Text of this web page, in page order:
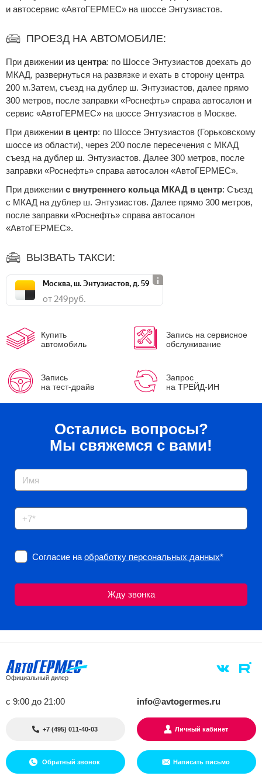
и автосервис «АвтоГЕРМЕС» на шоссе Энтузиастов.
ПРОЕЗД НА АВТОМОБИЛЕ:
При движении из центра: по Шоссе Энтузиастов доехать до
МКАД, развернуться на развязке и ехать в сторону центра
200 м.Затем, съезд на дублер ш. Энтузиастов, далее прямо
300 метров, после заправки «Роснефть» справа автосалон и
сервис «АвтоГЕРМЕС» на шоссе Энтузиастов в Москве.
При движении в центр: по Шоссе Энтузиастов (Горьковскому
шоссе из области), через 200 после пересечения с МКАД
съезд на дублер ш. Энтузиастов. Далее 300 метров, после
заправки «Роснефть» справа автосалон «АвтоГЕРМЕС».
При движении с внутреннего кольца МКАД в центр: Съезд
с МКАД на дублер ш. Энтузиастов. Далее прямо 300 метров,
после заправки «Роснефть» справа автосалон
«АвтоГЕРМЕС».
ВЫЗВАТЬ ТАКСИ:
Москва, ш. Энтузиастов, д. 59
от 249 руб.
Купить
автомобиль
Запись на сервисное
обслуживание
Запись
на тест-драйв
Запрос
на ТРЕЙД-ИН
Остались вопросы?
Мы свяжемся с вами!
Согласие на обработку персональных данных*
Официальный дилер
с 9:00 до 21:00 info@avtogermes.ru
+7 (495) 011-40-03 Личный кабинет
Обратный звонок Написать письмо